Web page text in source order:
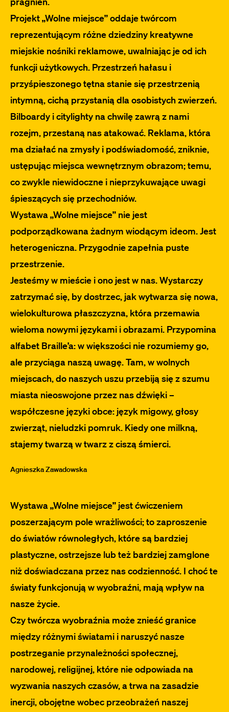
Projekt „Wolne miejsce” oddaje twórcom
reprezentującym różne dziedziny kreatywne
miejskie nośniki reklamowe, uwalniając je od ich
funkcji użytkowych. Przestrzeń hałasu i
przyśpieszonego tętna stanie się przestrzenią
intymną, cichą przystanią dla osobistych zwierzeń.
Bilboardy i citylighty na chwilę zawrą z nami
rozejm, przestaną nas atakować. Reklama, która
ma działać na zmysły i podświadomość, zniknie,
ustępując miejsca wewnętrznym obrazom; temu,
co zwykle niewidoczne i nieprzykuwające uwagi
śpieszących się przechodniów.
Wystawa „Wolne miejsce” nie jest
podporządkowana żadnym wiodącym ideom. Jest
heterogeniczna. Przygodnie zapełnia puste
przestrzenie.
Jesteśmy w mieście i ono jest w nas. Wystarczy
zatrzymać się, by dostrzec, jak wytwarza się nowa,
wielokulturowa płaszczyzna, która przemawia
wieloma nowymi językami i obrazami. Przypomina
alfabet Braille’a: w większości nie rozumiemy go,
ale przyciąga naszą uwagę. Tam, w wolnych
miejscach, do naszych uszu przebiją się z szumu
miasta nieoswojone przez nas dźwięki –
współczesne języki obce: język migowy, głosy
zwierząt, nieludzki pomruk. Kiedy one milkną,
stajemy twarzą w twarz z ciszą śmierci.
Agnieszka Zawadowska
Wystawa „Wolne miejsce” jest ćwiczeniem
poszerzającym pole wrażliwości; to zaproszenie
do światów równoległych, które są bardziej
plastyczne, ostrzejsze lub też bardziej zamglone
niż doświadczana przez nas codzienność. I choć te
światy funkcjonują w wyobraźni, mają wpływ na
nasze życie.
Czy twórcza wyobraźnia może znieść granice
między różnymi światami i naruszyć nasze
postrzeganie przynależności społecznej,
narodowej, religijnej, które nie odpowiada na
wyzwania naszych czasów, a trwa na zasadzie
inercji, obojętne wobec przeobrażeń naszej